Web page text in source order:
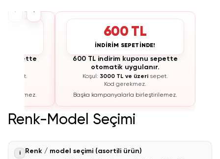
‹
›
sepette
sepet.
600 TL
İNDİRİM SEPETİNDE!
600 TL indirim kuponu sepette
otomatik uygulanır.
Koşul: 3000 TL ve üzerisepet.
Kod gerekmez.
Başka kampanyalarla birleştirilemez.
Renk-Model Seçimi
i Renk / model seçimi (asortili ürün)